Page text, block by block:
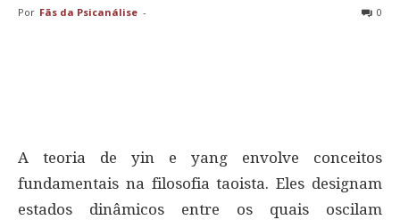
Por Fãs da Psicanálise - 0
A teoria de yin e yang envolve conceitos
fundamentais na filosofia taoista. Eles designam
estados dinâmicos entre os quais oscilam